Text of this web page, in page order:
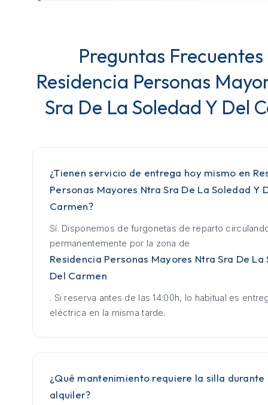
Preguntas Frecuentes
Residencia Personas
Sra De La Soledad Y Del
¿Tienen servicio de entrega hoy mismo en
Personas Mayores Ntra Sra De La Soledad Y
Carmen?
Sí. Disponemos de furgonetas de reparto
permanentemente por la zona de
Residencia Personas Mayores Ntra Sra De La
Del Carmen
. Si reserva antes de las 14:00h, lo habitual es
eléctrica en la misma tarde.
¿Qué mantenimiento requiere la silla durante
alquiler?